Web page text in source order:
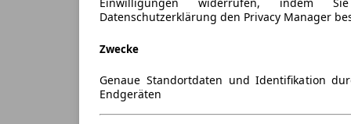
Einwilligungen widerrufen, indem
Datenschutzerklärung den Privacy Manager
Zwecke
Genaue Standortdaten und Identifikation
Endgeräten